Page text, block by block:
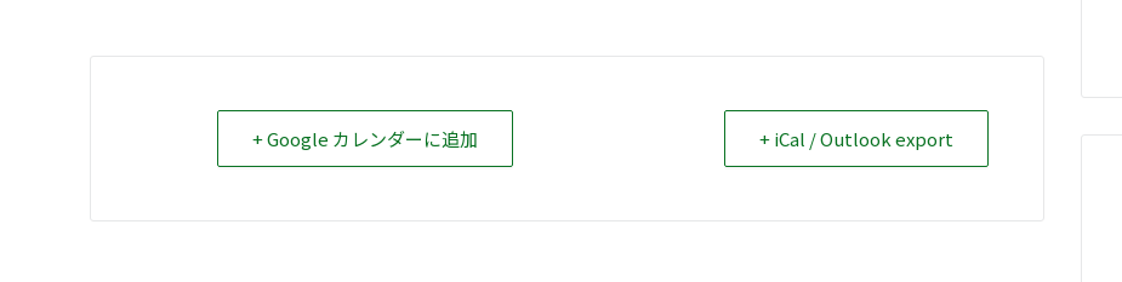
+ Google カレンダーに追加 + iCal / Outlook export